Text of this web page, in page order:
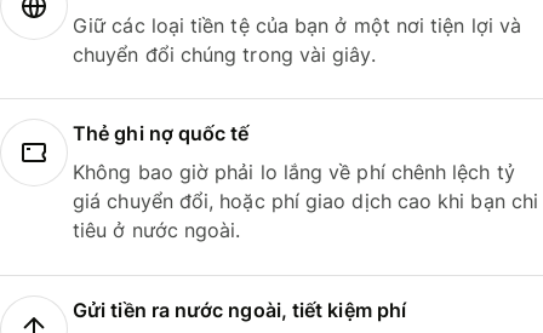
Giữ các loại tiền tệ của bạn ở một nơi tiện lợi và
chuyển đổi chúng trong vài giây.
Thẻ ghi nợ quốc tế
Không bao giờ phải lo lắng về phí chênh lệch tỷ
giá chuyển đổi, hoặc phí giao dịch cao khi bạn chi
tiêu ở nước ngoài.
Gửi tiền ra nước ngoài, tiết kiệm phí